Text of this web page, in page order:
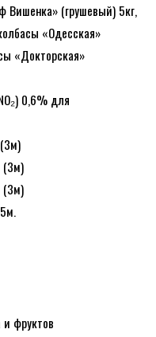
Вишенка» (грушевый) 5кг,
«Одесская»
«Докторская»
0,6% для
(3м)
(3м)
фруктов